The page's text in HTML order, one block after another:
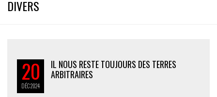
DIVERS
20
DÉC2024
IL NOUS RESTE TOUJOURS DES TERRES
ARBITRAIRES